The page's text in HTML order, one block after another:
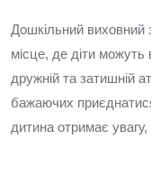
Дошкільний
місце, де діти можуть
дружній та затишній
бажаючих
дитина отримає